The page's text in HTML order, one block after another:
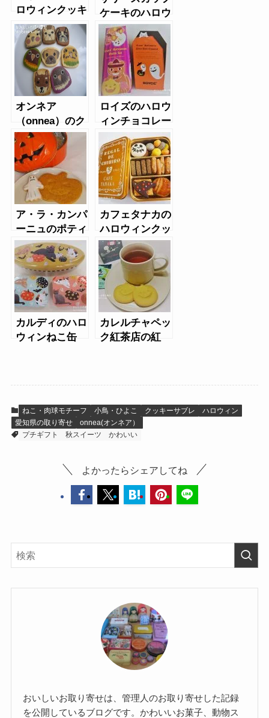
ロウィンクッキ
ー
ケーキのハロウ
ィンクッキー
オンネア
（onnea）のク
ッキー（イン
コ、犬顔クッキ
ー）
ロイズのハロウ
ィンチョコレー
ト
ア・ラ・カンパ
ーニュのポティ
ロン
カフェタナカの
ハロウィンクッ
キー缶ミニ
カルディのハロ
ウィンねこ缶
カレルチャペッ
ク紅茶店の紅
ねこ・肉球モチーフ 小鳥・ひよこ クッキーサブレ
ハロウィン
愛知県の取り寄せ
onnea(オンネア）
プチギフト
秋スイーツ かわいい
よかったらシェアしてね
おいしいお取り寄せは、管理人のお取り寄せした記録
を公開しているブログです。かわいいお菓子、動物ス